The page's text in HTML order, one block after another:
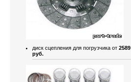
диск сцепления для погрузчика от 2589
руб.